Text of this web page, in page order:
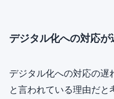
デジタル化への対応が
デジタル化への対応の遅
と言われている理由だと